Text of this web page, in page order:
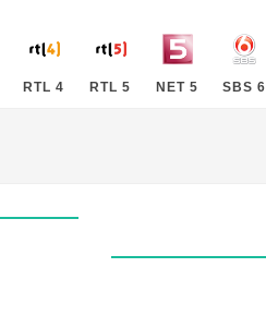
RTL 4 RTL 5 NET 5 SBS 6